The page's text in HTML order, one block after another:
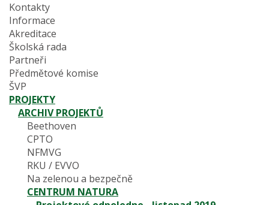
Kontakty
Informace
Akreditace
Školská rada
Partneři
Předmětové komise
ŠVP
PROJEKTY
ARCHIV PROJEKTŮ
Beethoven
CPTO
NFMVG
RKU / EVVO
Na zelenou a bezpečně
CENTRUM NATURA